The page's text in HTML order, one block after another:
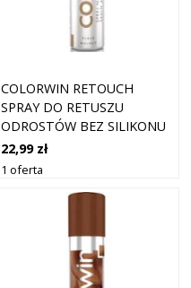
COLORWIN RETOUCH
SPRAY DO RETUSZU
ODROSTÓW BEZ SILIKONU
SZATYN 75 ML
22,99 zł
1 oferta